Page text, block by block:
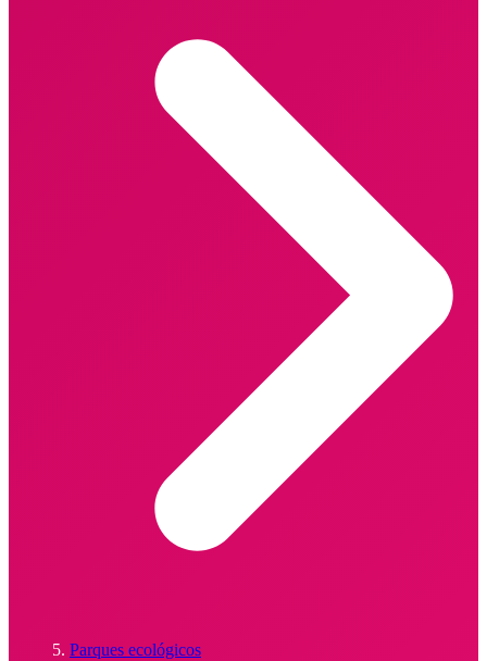
Parques ecológicos